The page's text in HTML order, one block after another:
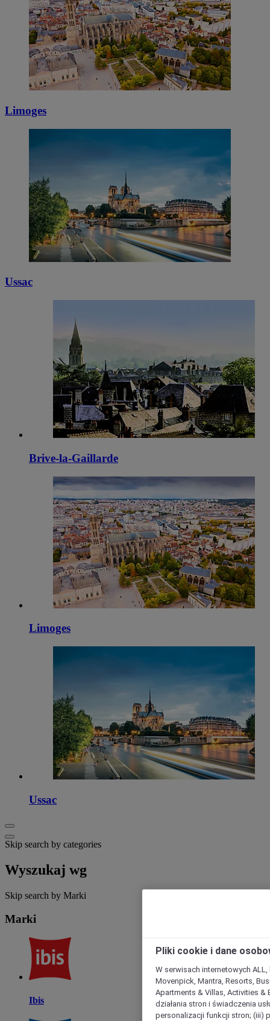
Limoges
Ussac
Brive-la-Gaillarde
Limoges
Ussac
Skip search by categories
Wyszukaj wg
Skip search by Marki
Marki
Ibis
Pliki cookie i dane
W serwisach internetowych
Movenpick, Mantra, Resorts,
Apartments & Villas, Activities &
działania stron i świadczenia
personalizacji funkcji stron; (iii)